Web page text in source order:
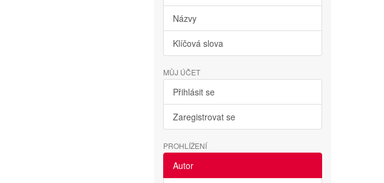
Názvy
Klíčová slova
MŮJ ÚČET
Přihlásit se
Zaregistrovat se
PROHLÍŽENÍ
Autor